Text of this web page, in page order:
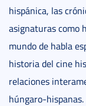
hispánica, las
asignaturas como
mundo de habla
historia del cine
relaciones
húngaro-hispanas.